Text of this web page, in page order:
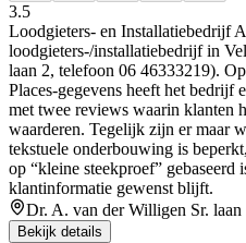
3.5
Loodgieters- en Installatiebedrijf
loodgieters-/installatiebedrijf in
laan 2, telefoon 06 46333219).
Places-gegevens heeft het bedrijf
met twee reviews waarin klanten
waarderen. Tegelijk zijn er maar
tekstuele onderbouwing is
op “kleine steekproef” gebaseerd
klantinformatie gewenst blijft.
Dr. A. van der Willigen Sr.
Bekijk details